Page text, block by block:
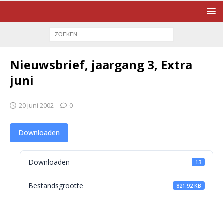
Nieuwsbrief, jaargang 3, Extra
juni
20 juni 2002 0
Downloaden
Downloaden 13
Bestandsgrootte 821.92 KB